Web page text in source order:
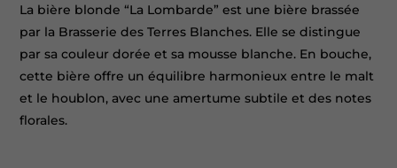
La bière blonde “La Lombarde” est une bière brassée
par la Brasserie des Terres Blanches. Elle se distingue
par sa couleur dorée et sa mousse blanche. En bouche,
cette bière offre un équilibre harmonieux entre le malt
et le houblon, avec une amertume subtile et des notes
florales.